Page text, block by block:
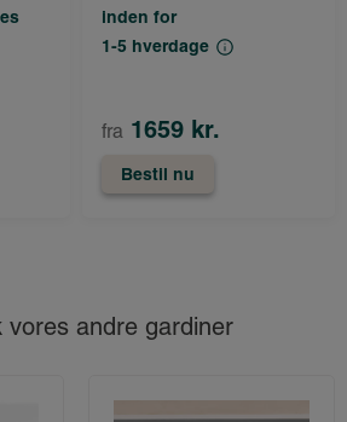
inden for
1-5 hverdage
fra 1659 kr.
Bestil nu
vores andre gardiner